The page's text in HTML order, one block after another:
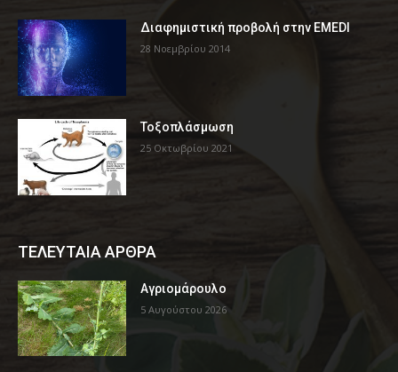
Διαφημιστική προβολή στην EMEDI
28 Νοεμβρίου 2014
Τοξοπλάσμωση
25 Οκτωβρίου 2021
ΤΕΛΕΥΤΑΙΑ ΑΡΘΡΑ
Αγριομάρουλο
5 Αυγούστου 2026